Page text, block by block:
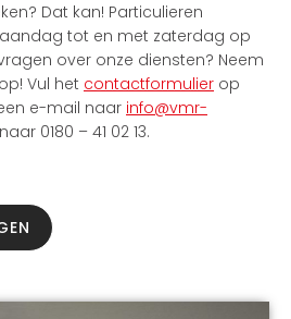
Dat kan! Particulieren
tot en met zaterdag op
over onze diensten? Neem
Vul het contactformulier op
e-mail naar info@vmr-
0180 – 41 02 13.